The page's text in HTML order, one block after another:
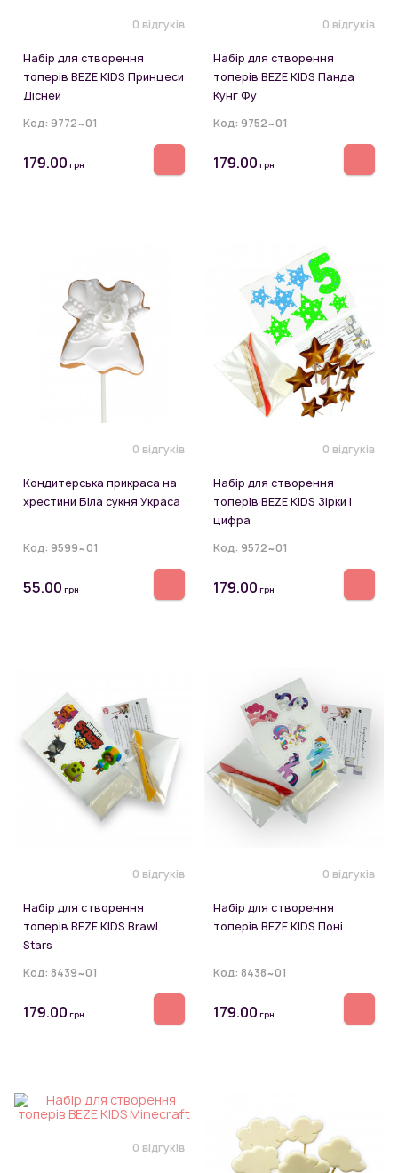
0 відгуків
Набір для створення
топерів BEZE KIDS Принцеси
Дісней
Код: 9772~01
179.00 грн
0 відгуків
Набір для створення
топерів BEZE KIDS Панда
Кунг Фу
Код: 9752~01
179.00 грн
0 відгуків
Кондитерська прикраса на
хрестини Біла сукня Украса
Код: 9599~01
55.00 грн
0 відгуків
Набір для створення
топерів BEZE KIDS Зірки і
цифра
Код: 9572~01
179.00 грн
0 відгуків
Набір для створення
топерів BEZE KIDS Brawl
Stars
Код: 8439~01
179.00 грн
0 відгуків
Набір для створення
топерів BEZE KIDS Поні
Код: 8438~01
179.00 грн
0 відгуків